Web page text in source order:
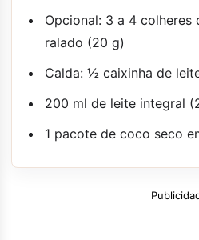
Opcional: 3 a 4 colheres
ralado (20 g)
Calda: ½ caixinha de
200 ml de leite integral
1 pacote de coco seco